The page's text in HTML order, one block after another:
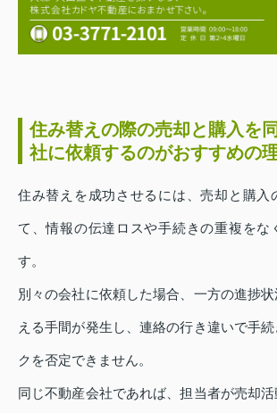
住み替えの際の売却と購入を
社に依頼するのがおすすめの
住み替えを成功させるには、売却と購入
て、情報の伝達ロスや手続きの重複をな
す。
別々の会社に依頼した場合、一方の進捗
える手間が発生し、連絡の行き違いで手
クを否定できません。
同じ不動産会社であれば、担当者が売却